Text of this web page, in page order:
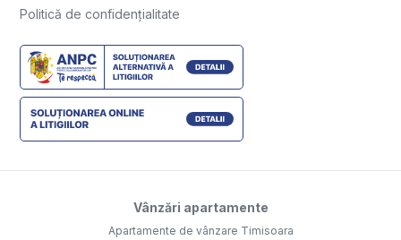
Politică de confidențialitate
Vânzări apartamente
Apartamente de vânzare Timisoara